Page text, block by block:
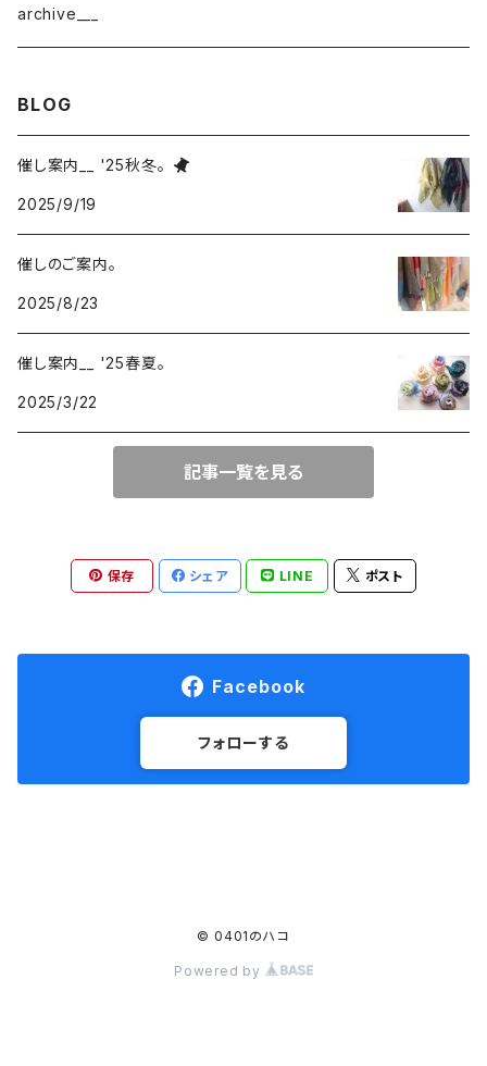
border
220-120
220-60
160-60
cotton × wool
block
220-120
220-60
織物
チェック
ストライプ
ボーダー
archive___
BLOG
催し案内__ '25秋冬。
2025/9/19
催しのご案内。
2025/8/23
催し案内__ '25春夏。
2025/3/22
記事一覧を見る
保存 シェア LINE ポスト
Facebook
フォローする
© 0401のハコ
Powered by